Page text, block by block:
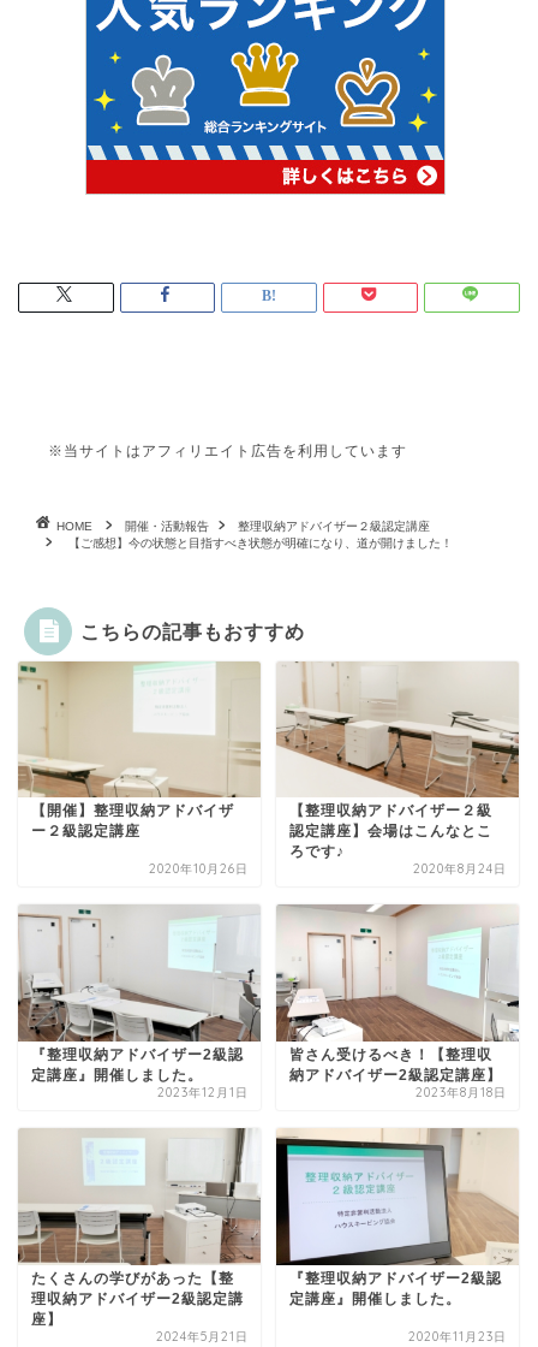
※当サイトはアフィリエイト広告を利用しています
HOME 開催・活動報告
整理収納アドバイザー２級認定講座
【ご感想】今の状態と目指すべき状態が明確になり、道が開けました！
こちらの記事もおすすめ
【開催】整理収納アドバイザ
ー２級認定講座
2020年10月26日
【整理収納アドバイザー２級
認定講座】会場はこんなとこ
ろです♪
2020年8月24日
『整理収納アドバイザー2級認
定講座』開催しました。
2023年12月1日
皆さん受けるべき！【整理収
納アドバイザー2級認定講座】
2023年8月18日
たくさんの学びがあった【整
理収納アドバイザー2級認定講
座】
2024年5月21日
『整理収納アドバイザー2級認
定講座』開催しました。
2020年11月23日